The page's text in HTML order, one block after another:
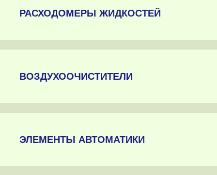
РАСХОДОМЕРЫ ЖИДКОСТЕЙ
ВОЗДУХООЧИСТИТЕЛИ
ЭЛЕМЕНТЫ АВТОМАТИКИ